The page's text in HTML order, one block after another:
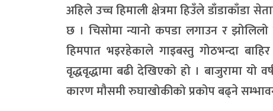
अहिले उच्च हिमाली क्षेत्रमा हिउँले डाँडाकाँडा
छ । चिसोमा न्यानो कपडा लगाउन र
हिमपात भइरहेकाले गाइबस्तु गोठभन्दा
वृद्धवृद्धामा बढी देखिएको हो । बाजुरामा
कारण मौसमी रुघाखोकीको प्रकोप बढ्ने